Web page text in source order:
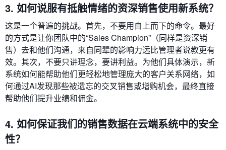
3. 如何说服有抵触情绪的资深销售使用新系统？
这是一个普遍的挑战。首先，不要用自上而下的命令。最好
的方式是让你团队中的“Sales Champion”（同样是资深销
售）去和他们沟通，来自同辈的影响力远比管理者说教更有
效。其次，不要只讲理念，要讲利益。为他们具体演示，新
系统如何能帮助他们更轻松地管理庞大的客户关系网络，如
何通过AI发现那些被遗忘的交叉销售或增购机会，最终直接
帮助他们提升业绩和佣金。
4. 如何保证我们的销售数据在云端系统中的安全
性？